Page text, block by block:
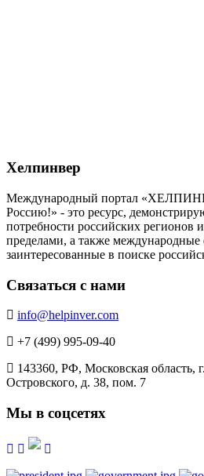
Хелпинвер
Международный портал
Россию!» - это ресурс,
потребности российских регионов
пределами, а также международные
заинтересованные в поиске
Связаться с нами
info@helpinver.com
+7 (499) 995-09-40
143360, РФ, Московская область,
Островского, д. 38, пом. 7
Мы в соцсетях